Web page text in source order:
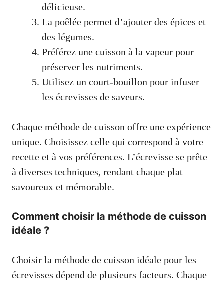
délicieuse.
La poêlée permet d’ajouter des épices et
des légumes.
Préférez une cuisson à la vapeur pour
préserver les nutriments.
Utilisez un court-bouillon pour infuser
les écrevisses de saveurs.
Chaque méthode de cuisson offre une expérience
unique. Choisissez celle qui correspond à votre
recette et à vos préférences. L’écrevisse se prête
à diverses techniques, rendant chaque plat
savoureux et mémorable.
Comment choisir la méthode de cuisson
idéale ?
Choisir la méthode de cuisson idéale pour les
écrevisses dépend de plusieurs facteurs. Chaque